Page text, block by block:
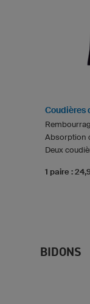
Coudières
Absorption
Deux
1 paire :
BIDONS